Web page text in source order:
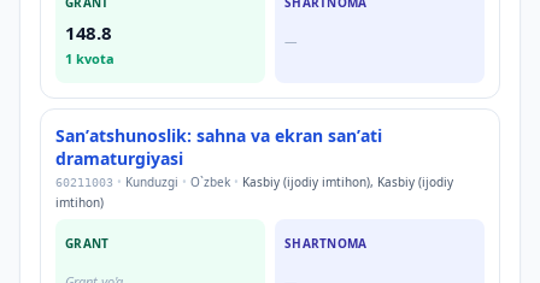
148.8
1 kvota
—
Sanʼatshunoslik: sahna va ekran sanʼati
dramaturgiyasi
60211003 • Kunduzgi • O`zbek • Kasbiy (ijodiy imtihon), Kasbiy (ijodiy
imtihon)
GRANT SHARTNOMA